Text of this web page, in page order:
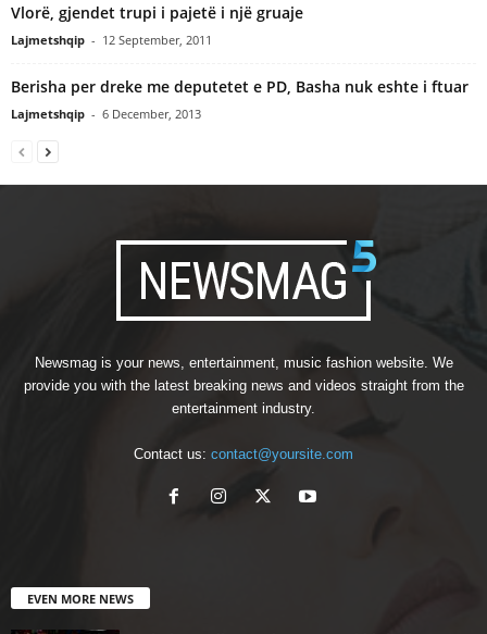
Vlorë, gjendet trupi i pajetë i një gruaje
Lajmetshqip - 12 September, 2011
Berisha per dreke me deputetet e PD, Basha nuk eshte i ftuar
Lajmetshqip - 6 December, 2013
Newsmag is your news, entertainment, music fashion website. We
provide you with the latest breaking news and videos straight from the
entertainment industry.
Contact us: contact@yoursite.com
EVEN MORE NEWS